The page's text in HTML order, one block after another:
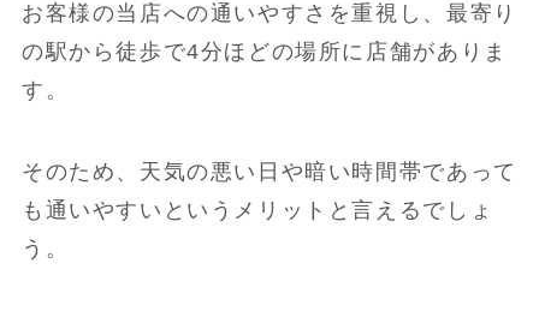
お客様の当店への通いやすさを重視し、最寄り
の駅から徒歩で4分ほどの場所に店舗がありま
す。
そのため、天気の悪い日や暗い時間帯であって
も通いやすいというメリットと言えるでしょ
う。